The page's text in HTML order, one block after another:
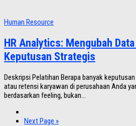
Human Resource
HR Analytics: Mengubah
Keputusan Strategis
Deskripsi Pelatihan Berapa banyak
atau retensi karyawan di perusahaan Anda
berdasarkan feeling, bukan...
Next Page »